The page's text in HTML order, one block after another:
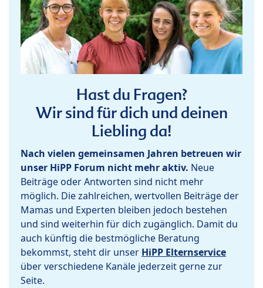
Hast du Fragen?
Wir sind für dich und deinen
Liebling da!
Nach vielen gemeinsamen Jahren betreuen wir
unser HiPP Forum nicht mehr aktiv. Neue
Beiträge oder Antworten sind nicht mehr
möglich. Die zahlreichen, wertvollen Beiträge der
Mamas und Experten bleiben jedoch bestehen
und sind weiterhin für dich zugänglich. Damit du
auch künftig die bestmögliche Beratung
bekommst, steht dir unser HiPP Elternservice
über verschiedene Kanäle jederzeit gerne zur
Seite.